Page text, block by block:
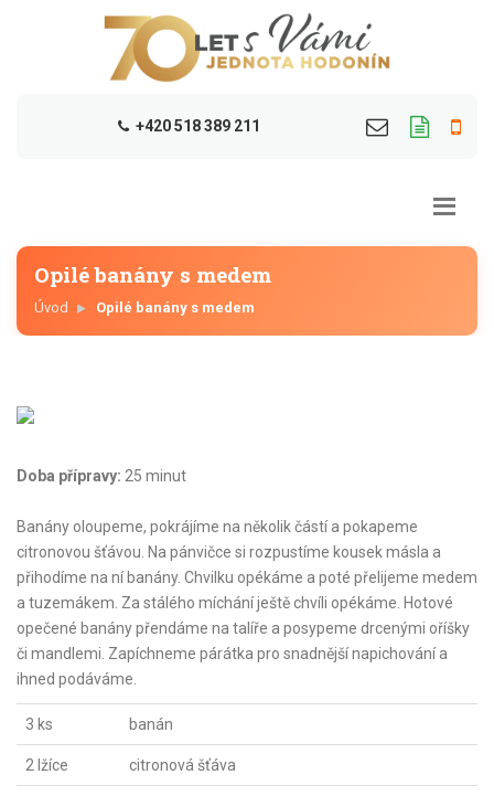
+420 518 389 211
Opilé banány s medem
Úvod Opilé banány s medem
Doba přípravy: 25 minut
Banány oloupeme, pokrájíme na několik částí a pokapeme
citronovou šťávou. Na pánvičce si rozpustíme kousek másla a
přihodíme na ní banány. Chvilku opékáme a poté přelijeme medem
a tuzemákem. Za stálého míchání ještě chvíli opékáme. Hotové
opečené banány přendáme na talíře a posypeme drcenými oříšky
či mandlemi. Zapíchneme párátka pro snadnější napichování a
ihned podáváme.
3 ks banán
2 lžíce citronová šťáva